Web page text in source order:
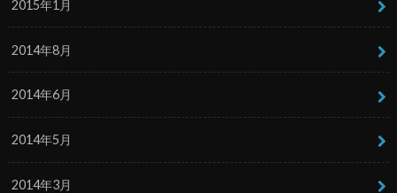
2015年1月
2014年8月
2014年6月
2014年5月
2014年3月